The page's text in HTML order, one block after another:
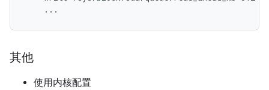
    ...
其他
使用内核配置